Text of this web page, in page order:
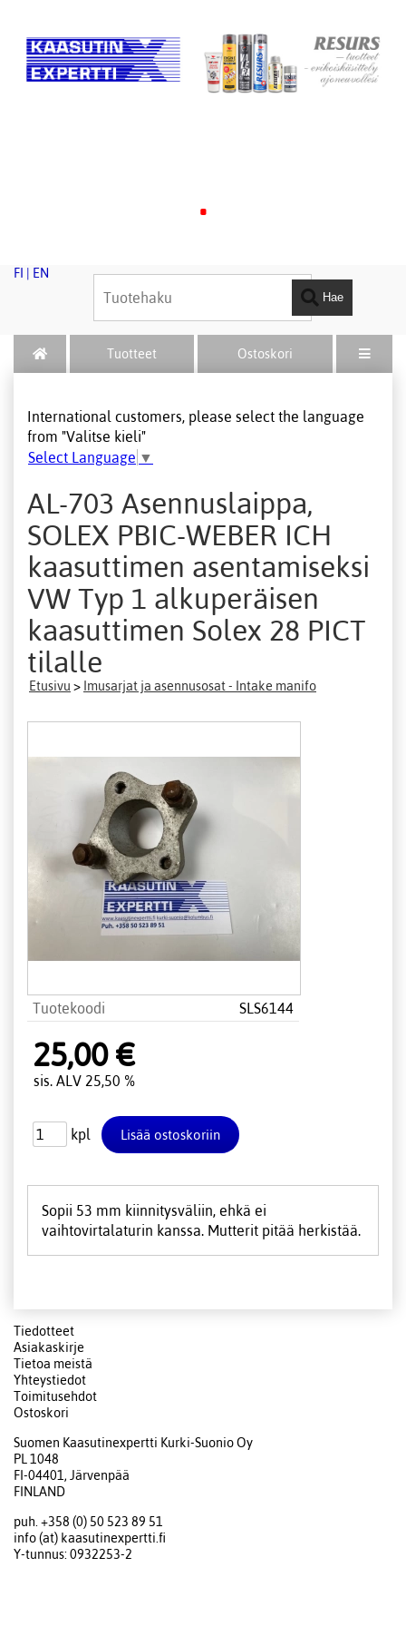
.
FI EN
Hae
Tuotteet Ostoskori
International customers, please select the language
from "Valitse kieli"
Select Language ▼
AL-703 Asennuslaippa,
SOLEX PBIC-WEBER ICH
kaasuttimen asentamiseksi
VW Typ 1 alkuperäisen
kaasuttimen Solex 28 PICT
tilalle
Etusivu > Imusarjat ja asennusosat - Intake manifo
Tuotekoodi SLS6144
25,00 €
sis. ALV 25,50 %
kpl
Sopii 53 mm kiinnitysväliin, ehkä ei
vaihtovirtalaturin kanssa. Mutterit pitää herkistää.
Tiedotteet
Asiakaskirje
Tietoa meistä
Yhteystiedot
Toimitusehdot
Ostoskori
Suomen Kaasutinexpertti Kurki-Suonio Oy
PL 1048
FI-04401, Järvenpää
FINLAND
puh. +358 (0) 50 523 89 51
info (at) kaasutinexpertti.fi
Y-tunnus: 0932253-2